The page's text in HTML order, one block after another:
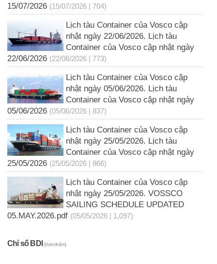
15/07/2026 (15/07/2026 | 704)
Lịch tàu Container của Vosco cập
nhật ngày 22/06/2026. Lịch tàu
Container của Vosco cập nhật ngày
22/06/2026 (22/06/2026 | 773)
Lịch tàu Container của Vosco cập
nhật ngày 05/06/2026. Lịch tàu
Container của Vosco cập nhật ngày
05/06/2026 (05/06/2026 | 837)
Lịch tàu Container của Vosco cập
nhật ngày 25/05/2026. Lịch tàu
Container của Vosco cập nhật ngày
25/05/2026 (25/05/2026 | 866)
Lịch tàu Container của Vosco cập
nhật ngày 25/05/2026. VOSSCO
SAILING SCHEDULE UPDATED
05.MAY.2026.pdf (05/05/2026 | 1,097)
Chỉ số BDI(Xem thêm)